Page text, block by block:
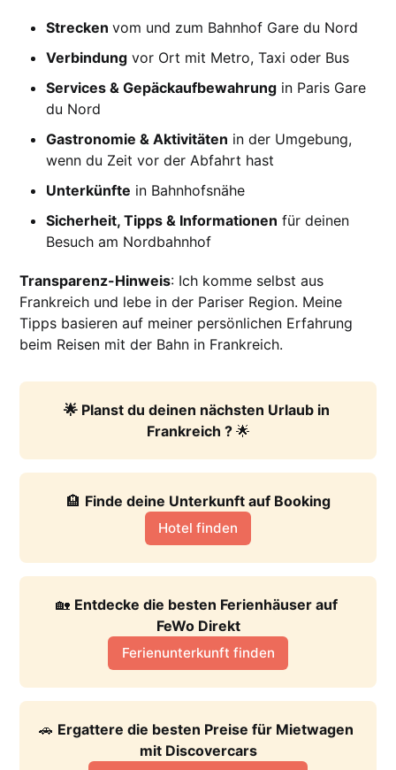
Streckenvom und zum Bahnhof Gare du Nord
Verbindung vor Ort mit Metro, Taxi oder Bus
Services & Gepäckaufbewahrung in Paris Gare
du Nord
Gastronomie & Aktivitäten in der Umgebung,
wenn du Zeit vor der Abfahrt hast
Unterkünfte in Bahnhofsnähe
Sicherheit, Tipps & Informationen für deinen
Besuch am Nordbahnhof
Transparenz-Hinweis: Ich komme selbst aus
Frankreich und lebe in der Pariser Region. Meine
Tipps basieren auf meiner persönlichen Erfahrung
beim Reisen mit der Bahn in Frankreich.
🌟 Planst du deinen nächsten Urlaub in
Frankreich ? 🌟
🏨 Finde deine Unterkunft auf Booking
Hotel finden
🏡 Entdecke die besten Ferienhäuser auf
FeWo Direkt
Ferienunterkunft finden
🚗 Ergattere die besten Preise für Mietwagen
mit Discovercars